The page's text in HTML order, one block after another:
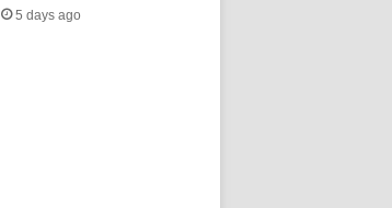
5 days ago